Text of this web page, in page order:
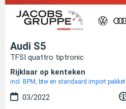
Audi S5
TFSI quattro tiptronic
Rijklaar op kenteken
incl. BPM, btw en standaard import pakket
03/2022